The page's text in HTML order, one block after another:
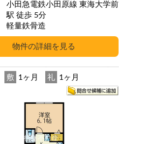
小田急電鉄小田原線 東海大学前
駅 徒歩 5分
軽量鉄骨造
敷 1ヶ月 礼 1ヶ月